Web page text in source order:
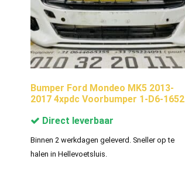
Bumper Ford Mondeo MK5 2013-
2017 4xpdc Voorbumper 1-D6-1652
Direct leverbaar
Binnen 2 werkdagen geleverd. Sneller op te
halen in Hellevoetsluis.